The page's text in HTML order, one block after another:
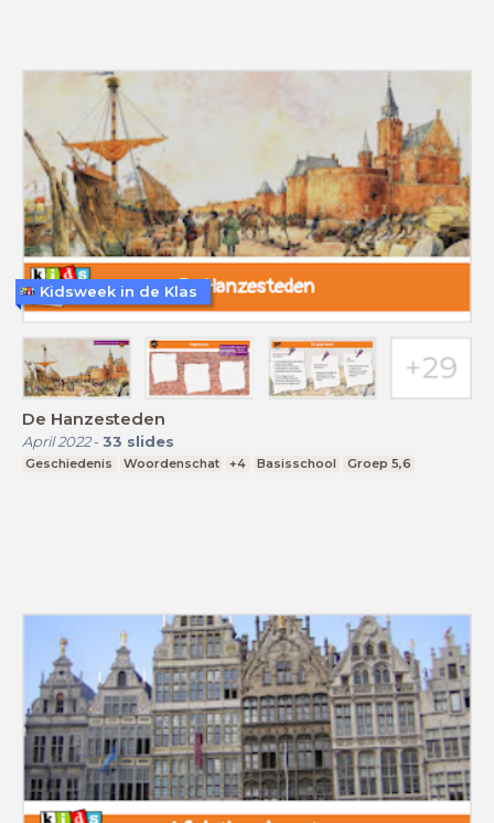
De Hanzesteden
April 2022- 33 slides
Geschiedenis Woordenschat +4 Basisschool Groep 5,6
Kidsweek in de Klas